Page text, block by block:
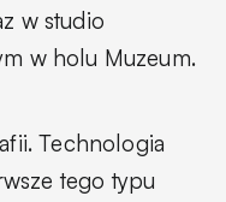
w studio
w holu Muzeum.
Technologia
tego typu